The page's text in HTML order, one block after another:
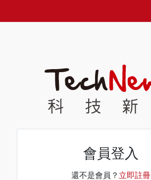
會員登入
還不是會員？ 立即註冊